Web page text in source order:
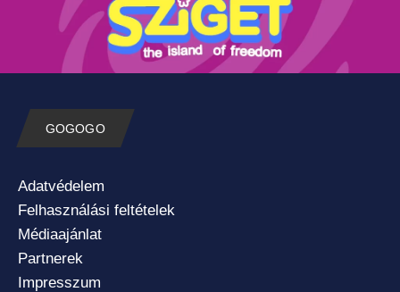
GOGOGO
Adatvédelem
Felhasználási feltételek
Médiaajánlat
Partnerek
Impresszum